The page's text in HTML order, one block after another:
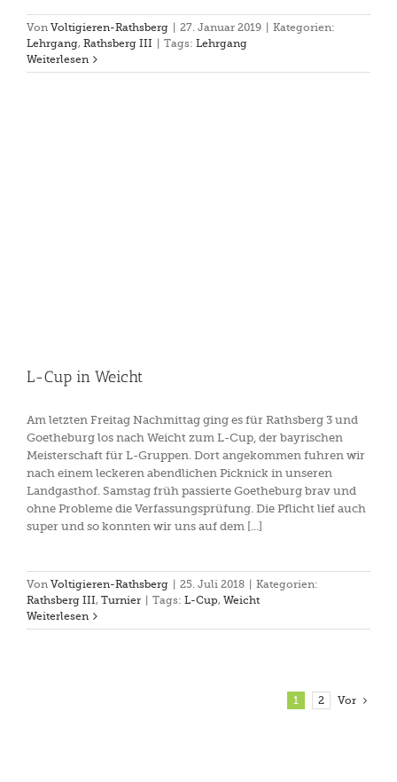
Von Voltigieren-Rathsberg | 27. Januar 2019 | Kategorien:
Lehrgang, Rathsberg III | Tags: Lehrgang
Weiterlesen
L-Cup in Weicht
Am letzten Freitag Nachmittag ging es für Rathsberg 3 und
Goetheburg los nach Weicht zum L-Cup, der bayrischen
Meisterschaft für L-Gruppen. Dort angekommen fuhren wir
nach einem leckeren abendlichen Picknick in unseren
Landgasthof. Samstag früh passierte Goetheburg brav und
ohne Probleme die Verfassungsprüfung. Die Pflicht lief auch
super und so konnten wir uns auf dem [...]
Von Voltigieren-Rathsberg | 25. Juli 2018 | Kategorien:
Rathsberg III, Turnier | Tags: L-Cup, Weicht
Weiterlesen
1 2 Vor